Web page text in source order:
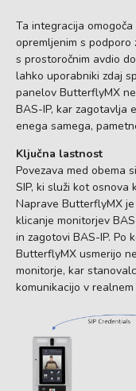
Ta integracija
opremljenim s podporo
s prostoročnim avdio
lahko uporabniki zdaj
panelov ButterflyMX
BAS-IP, kar zagotavlja
enega samega,
Ključna lastnost
Povezava med obema
SIP, ki služi kot osnova
Naprave ButterflyMX
klicanje monitorjev
in zagotovi BAS-IP. Po
ButterflyMX usmerijo
monitorje, kar
komunikacijo v realnem